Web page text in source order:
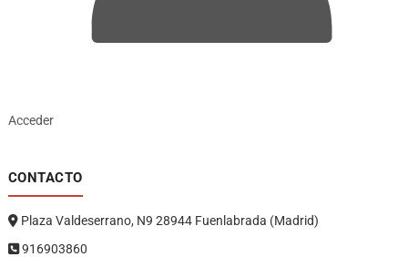
Acceder
CONTACTO
Plaza Valdeserrano, N9 28944 Fuenlabrada (Madrid)
916903860